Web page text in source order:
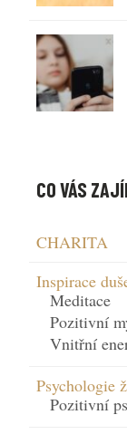
CO VÁS
CHARITA
Inspirace
Meditace
Pozitivní
Vnitřní
Psychologie
Pozitivní